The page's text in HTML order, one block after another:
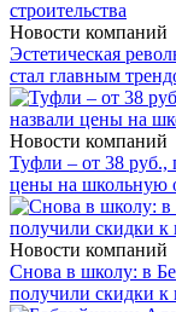
Новости компаний
Эстетическая
стал главным
Новости компаний
Туфли – от 38 руб.,
цены на школьную
Новости компаний
Снова в школу: в
получили скидки к